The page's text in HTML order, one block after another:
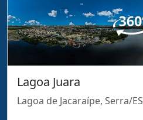
Lagoa Juara
Lagoa de Jacaraípe, Serra/ES